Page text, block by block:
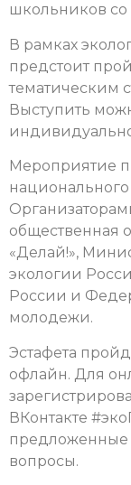
школьников со
В рамках
предстоит
тематическим
Выступить
Мероприятие
национального
общественная
«Делай!»,
экологии
России и
молодежи.
Эстафета
офлайн. Для
ВКонтакте
предложенные
вопросы.